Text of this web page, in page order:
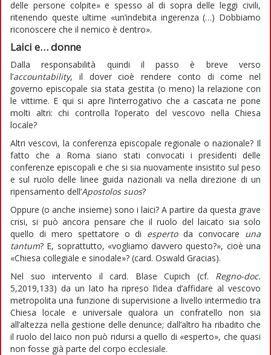
delle persone colpite» e spesso al di sopra delle leggi civili,
ritenendo queste ultime «un’indebita ingerenza (…) Dobbiamo
riconoscere che il nemico è dentro».
Laici e… donne
Dalla responsabilità quindi il passo è breve verso
l’accountability, il dover cioè rendere conto di come nel
governo episcopale sia stata gestita (o meno) la relazione con
le vittime. E qui si apre l’interrogativo che a cascata ne pone
molti altri: chi controlla l’operato del vescovo nella Chiesa
locale?
Altri vescovi, la conferenza episcopale regionale o nazionale? Il
fatto che a Roma siano stati convocati i presidenti delle
conferenze episcopali e che si sia nuovamente insistito sul peso
e sul ruolo delle linee guida nazionali va nella direzione di un
ripensamento dell’Apostolos suos?
Oppure (o anche insieme) sono i laici? A partire da questa grave
crisi, si può ancora pensare che il ruolo del laicato sia solo
quello di mero spettatore o di espertoda convocare una
tantum? E, soprattutto, «vogliamo davvero questo?», cioè una
«Chiesa collegiale e sinodale»? (card. Oswald Gracias).
Nel suo intervento il card. Blase Cupich (cf. Regno-doc.
5,2019,133) da un lato ha ripreso l’idea d’affidare al vescovo
metropolita una funzione di supervisione a livello intermedio tra
Chiesa locale e universale qualora un confratello non sia
all’altezza nella gestione delle denunce; dall’altro ha ribadito che
il ruolo del laico non può ridursi a quello di «esperto», che quasi
non fosse già parte del corpo ecclesiale.